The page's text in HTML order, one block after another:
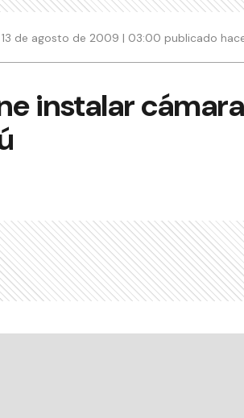
13 de agosto de 2009 | 03:00 publicado
instalar